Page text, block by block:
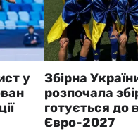
у
Збірна
розпочала
готується до
Євро-2027